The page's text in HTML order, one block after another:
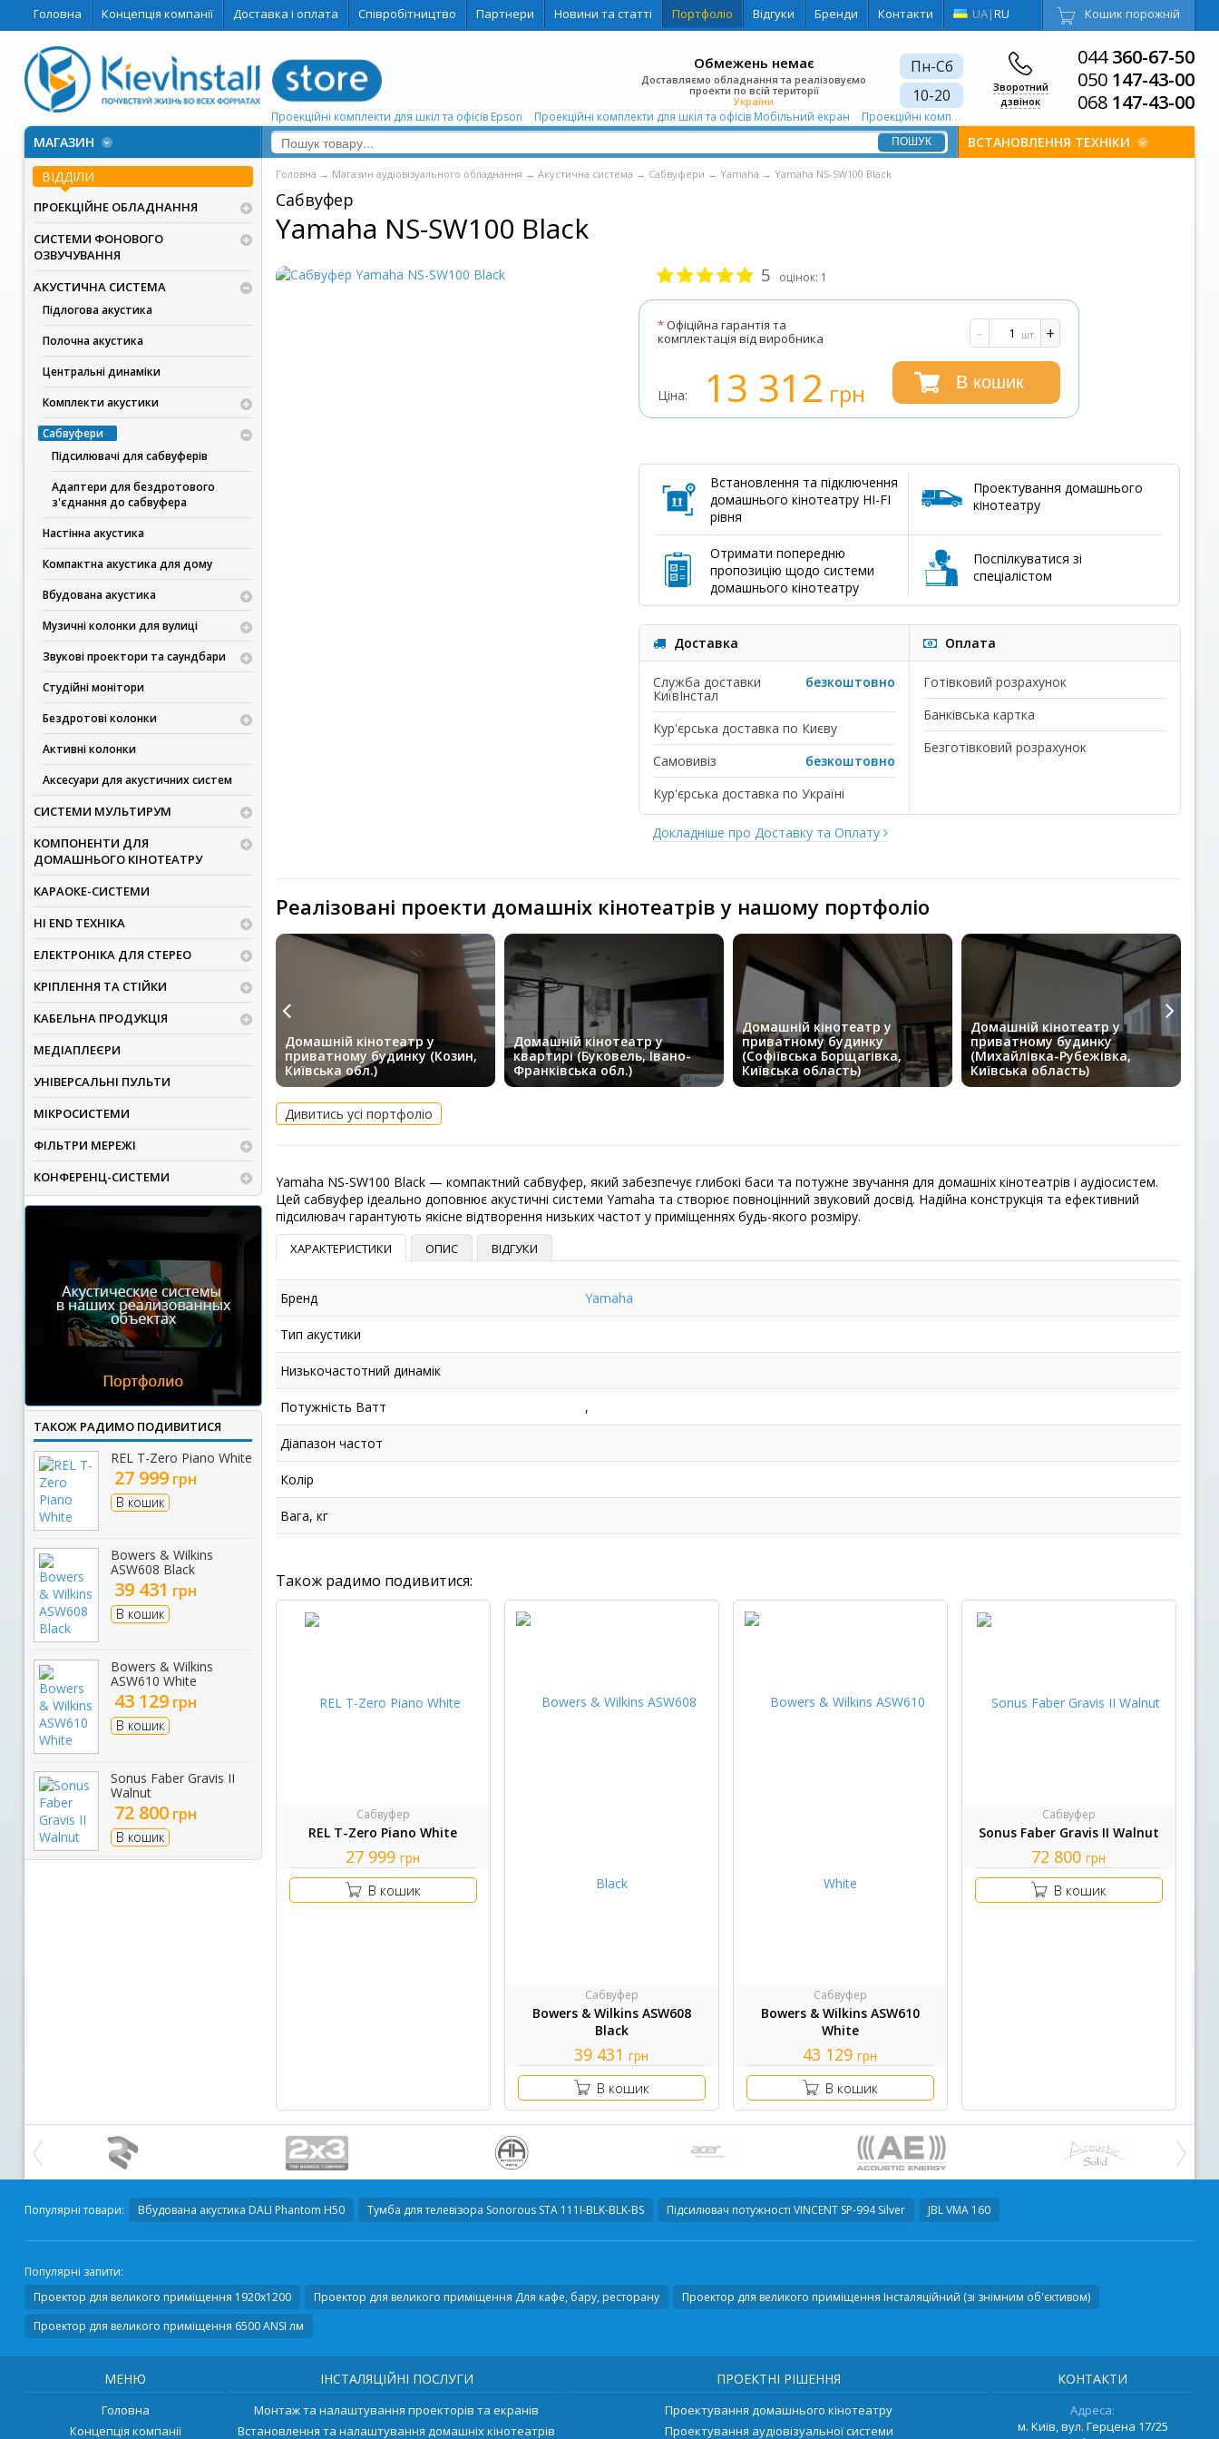
Головна Концепція компанії Доставка і оплата Співробітництво Партнери Новини та статті Портфоліо Відгуки Бренди Контакти UA|RU Кошик порожній
044360-67-50
050 147-43-00
068 147-43-00
Зворотний
дзвінок
Пн-Сб
10-20
Обмежень немає
Доставляємо обладнання та реалізовуємо
проекти по всій території
України
МАГАЗИН
Проекційні комплекти для шкіл та офісів Epson Проекційні комплекти для шкіл та офісів Мобільний екран Проекційні комплекти для шкіл та офісів 1920х1200
ВСТАНОВЛЕННЯ ТЕХНІКИ
ВІДДІЛИ
ПРОЕКЦІЙНЕ ОБЛАДНАННЯ
СИСТЕМИ ФОНОВОГО
ОЗВУЧУВАННЯ
АКУСТИЧНА СИСТЕМА
Підлогова акустика
Полочна акустика
Центральні динаміки
Комплекти акустики
Сабвуфери
Підсилювачі для сабвуферів
Адаптери для бездротового
з'єднання до сабвуфера
Настінна акустика
Компактна акустика для дому
Вбудована акустика
Музичні колонки для вулиці
Звукові проектори та саундбари
Студійні монітори
Бездротові колонки
Активні колонки
Аксесуари для акустичних систем
СИСТЕМИ МУЛЬТИРУМ
КОМПОНЕНТИ ДЛЯ
ДОМАШНЬОГО КІНОТЕАТРУ
КАРАОКЕ-СИСТЕМИ
HI END ТЕХНІКА
ЕЛЕКТРОНІКА ДЛЯ СТЕРЕО
КРІПЛЕННЯ ТА СТІЙКИ
КАБЕЛЬНА ПРОДУКЦІЯ
МЕДІАПЛЕЄРИ
УНІВЕРСАЛЬНІ ПУЛЬТИ
МІКРОСИСТЕМИ
ФІЛЬТРИ МЕРЕЖІ
КОНФЕРЕНЦ-СИСТЕМИ
ТАКОЖ РАДИМО ПОДИВИТИСЯ
REL T-Zero Piano White
27 999грн
В кошик
Bowers & Wilkins
ASW608 Black
39 431 грн
В кошик
Bowers & Wilkins
ASW610 White
43 129грн
В кошик
Sonus Faber Gravis II
Walnut
72 800грн
В кошик
Головна → Магазин аудіовізуального обладнання → Акустична система → Сабвуфери → Yamaha → Yamaha NS-SW100 Black
Сабвуфер
Yamaha NS-SW100 Black
5 оцінок: 1
*Офіційна гарантія та
комплектація від виробника
- +
шт.
Ціна: 13 312 грн В кошик
Встановлення та підключення
домашнього кінотеатру HI-FI
рівня
Проектування домашнього
кінотеатру
Отримати попередню
пропозицію щодо системи
домашнього кінотеатру
Поспілкуватися зі
спеціалістом
Доставка
Служба доставки
КиївІнстал
безкоштовно
Кур'єрська доставка по Києву
Самовивіз
безкоштовно
Кур'єрська доставка по Україні
Оплата
Готівковий розрахунок
Банківська картка
Безготівковий розрахунок
Докладніше про Доставку та Оплату
Реалізовані проекти домашніх кінотеатрів у нашому портфоліо
Домашній кінотеатр у
приватному будинку (Козин,
Київська обл.)
Домашній кінотеатр у
квартирі (Буковель, Івано-
Франківська обл.)
Домашній кінотеатр у
приватному будинку
(Софіївська Борщагівка,
Київська область)
Домашній кінотеатр у
приватному будинку
(Михайлівка-Рубежівка,
Київська область)
Дивитись усі портфоліо
Yamaha NS-SW100 Black — компактний сабвуфер, який забезпечує глибокі баси та потужне звучання для домашніх кінотеатрів і аудіосистем.
Цей сабвуфер ідеально доповнює акустичні системи Yamaha та створює повноцінний звуковий досвід. Надійна конструкція та ефективний
підсилювач гарантують якісне відтворення низьких частот у приміщеннях будь-якого розміру.
ХАРАКТЕРИСТИКИ ОПИС ВІДГУКИ
Бренд Yamaha
Тип акустики
Низькочастотний динамік
Потужність Ватт ,
Діапазон частот
Колір
Вага, кг
Також радимо подивитися:
Сабвуфер
REL T-Zero Piano White
27 999 грн
В кошик
Сабвуфер
Bowers & Wilkins ASW608
Black
39 431грн
В кошик
Сабвуфер
Bowers & Wilkins ASW610
White
43 129грн
В кошик
Сабвуфер
Sonus Faber Gravis II Walnut
72 800грн
В кошик
Популярні товари: Вбудована акустика DALI Phantom H50 Тумба для телевізора Sonorous STA 111I-BLK-BLK-BS Підсилювач потужності VINCENT SP-994 Silver JBL VMA 160
Популярні запити:
Проектор для великого приміщення 1920x1200
Проектор для великого приміщення Для кафе, бару, ресторану
Проектор для великого приміщення Інсталяційний (зі знімним об'єктивом)
Проектор для великого приміщення 6500 ANSI лм
МЕНЮ
Головна
Концепція компанії
ІНСТАЛЯЦІЙНІ ПОСЛУГИ
Монтаж та налаштування проекторів та екранів
Встановлення та налаштування домашніх кінотеатрів
ПРОЕКТНІ РІШЕННЯ
Проектування домашнього кінотеатру
Проектування аудіовізуальної системи
КОНТАКТИ
Адреса:
м. Київ, вул. Герцена 17/25